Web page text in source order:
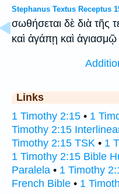
Stephanus Textus Receptus
σωθήσεται δὲ διὰ τῆς
καὶ ἀγάπῃ καὶ
Links
1 Timothy 2:15 • 1
Timothy 2:15
Timothy 2:15 TSK • 1
1 Timothy 2:15 Bible
Paralela • 1 Timothy
French Bible • 1